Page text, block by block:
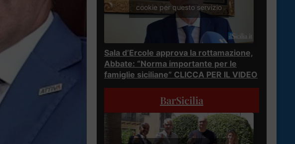
cookie per questo servizio
Sala d’Ercole approva la rottamazione,
Abbate: “Norma importante per le
famiglie siciliane” CLICCA PER IL VIDEO
BarSicilia